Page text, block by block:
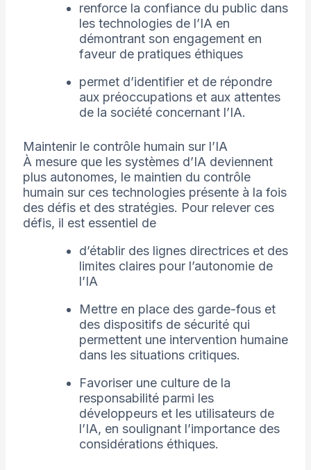
renforce la confiance du public dans
les technologies de l’IA en
démontrant son engagement en
faveur de pratiques éthiques
permet d’identifier et de répondre
aux préoccupations et aux attentes
de la société concernant l’IA.
Maintenir le contrôle humain sur l’IA
À mesure que les systèmes d’IA deviennent
plus autonomes, le maintien du contrôle
humain sur ces technologies présente à la fois
des défis et des stratégies. Pour relever ces
défis, il est essentiel de
d’établir des lignes directrices et des
limites claires pour l’autonomie de
l’IA
Mettre en place des garde-fous et
des dispositifs de sécurité qui
permettent une intervention humaine
dans les situations critiques.
Favoriser une culture de la
responsabilité parmi les
développeurs et les utilisateurs de
l’IA, en soulignant l’importance des
considérations éthiques.